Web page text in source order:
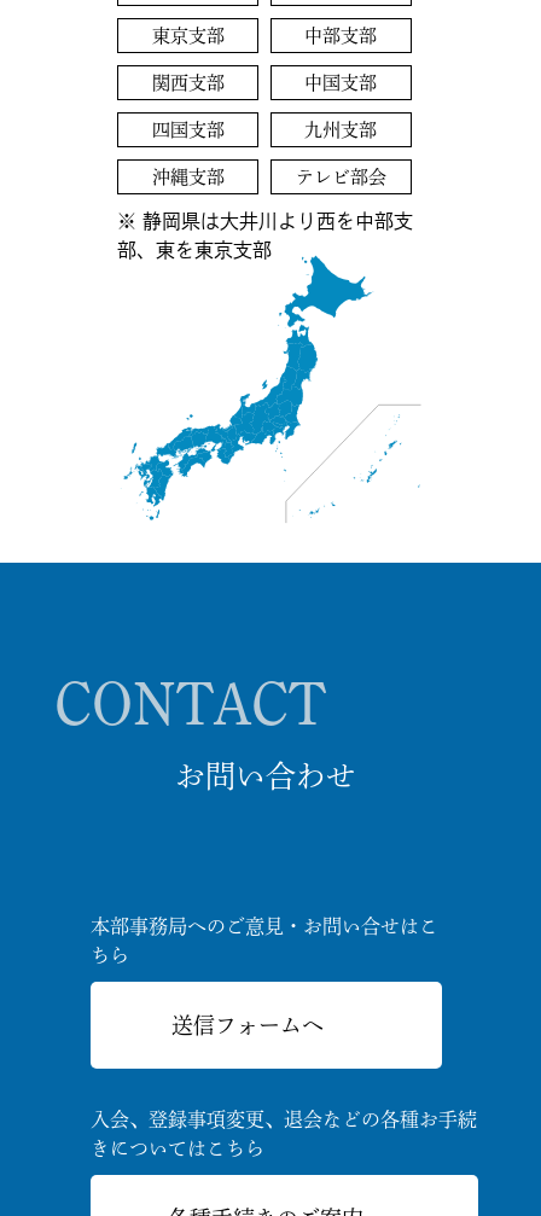
東京支部 中部支部
関西支部 中国支部
四国支部 九州支部
沖縄支部 テレビ部会
※ 静岡県は大井川より西を中部支
部、東を東京支部
CONTACT
お問い合わせ
本部事務局へのご意見・お問い合せはこ
ちら
送信フォームへ
入会、登録事項変更、退会などの各種お手続
きについてはこちら